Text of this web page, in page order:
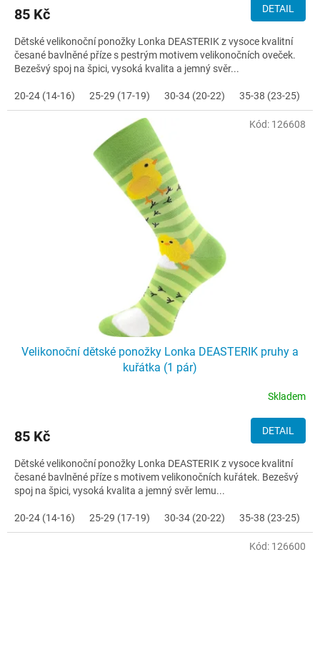
85 Kč DETAIL
Dětské velikonoční ponožky Lonka DEASTERIK z vysoce kvalitní
česané bavlněné příze s pestrým motivem velikonočních oveček.
Bezešvý spoj na špici, vysoká kvalita a jemný svěr...
20-24 (14-16) 25-29 (17-19) 30-34 (20-22) 35-38 (23-25)
Velikonoční dětské ponožky Lonka DEASTERIK pruhy a
kuřátka (1 pár)
Skladem
85 Kč DETAIL
Dětské velikonoční ponožky Lonka DEASTERIK z vysoce kvalitní
česané bavlněné příze s motivem velikonočních kuřátek. Bezešvý
spoj na špici, vysoká kvalita a jemný svěr lemu...
20-24 (14-16) 25-29 (17-19) 30-34 (20-22) 35-38 (23-25)
Kód: 126608
Kód: 126600